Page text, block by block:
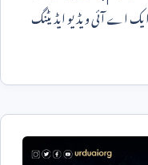
اے آئی ویڈیو ایڈیٹنگ